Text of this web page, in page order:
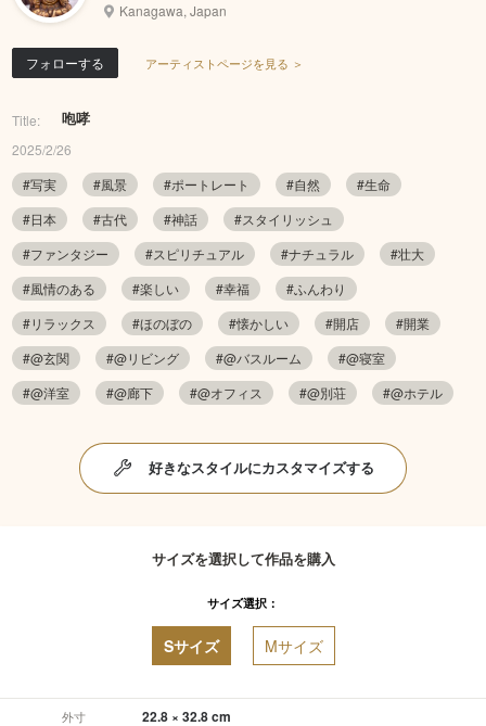
Kanagawa, Japan
フォローする アーティストページを見る ＞
Title: 咆哮
2025/2/26
#写実
#風景 #ポートレート #自然
#生命
#日本
#古代 #神話
#スタイリッシュ
#ファンタジー
#スピリチュアル #ナチュラル
#壮大
#風情のある
#楽しい #幸福
#ふんわり
#リラックス
#ほのぼの #懐かしい #開店
#開業
#@玄関
#@リビング #@バスルーム
#@寝室
#@洋室
#@廊下 #@オフィス #@別荘 #@ホテル
好きなスタイルにカスタマイズする
サイズを選択して作品を購入
サイズ選択：
Sサイズ Mサイズ
外寸 22.8 × 32.8 cm